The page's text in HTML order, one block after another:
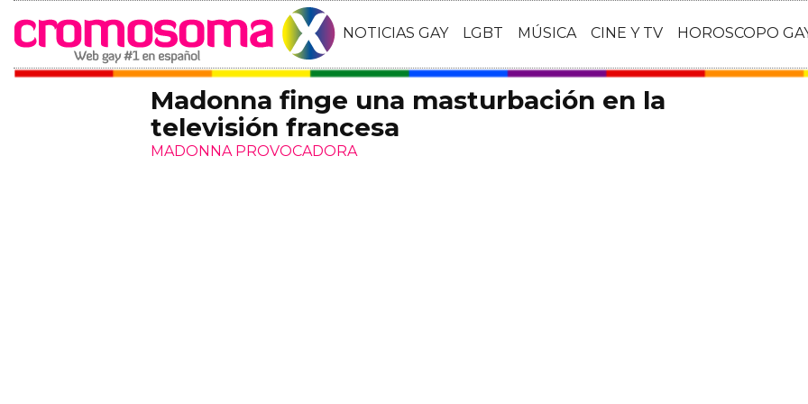
NOTICIAS GAY LGBT MÚSICA CINE Y TV HOROSCOPO
Madonna finge una masturbación en la
televisión francesa
MADONNA PROVOCADORA